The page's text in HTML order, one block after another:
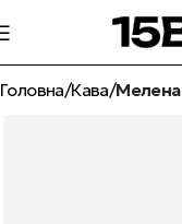
Головна Кава Мелена